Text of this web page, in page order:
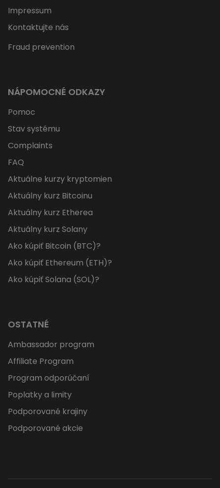
Impressum
Kontaktujte nás
Fraud prevention
NÁPOMOCNÉ ODKAZY
Pomoc
Stav systému
Complaints
FAQ
Aktuálne kurzy kryptomien
Aktuálny kurz Bitcoinu
Aktuálny kurz Etherea
Aktuálny kurz Solany
Ako kúpiť Bitcoin (BTC)?
Ako kúpiť Ethereum (ETH)?
Ako kúpiť Solana (SOL)?
OSTATNÉ
Ambassador program
Affiliate Program
Program odporúčaní
Poplatky a limity
Podporované krajiny
Podporované akcie